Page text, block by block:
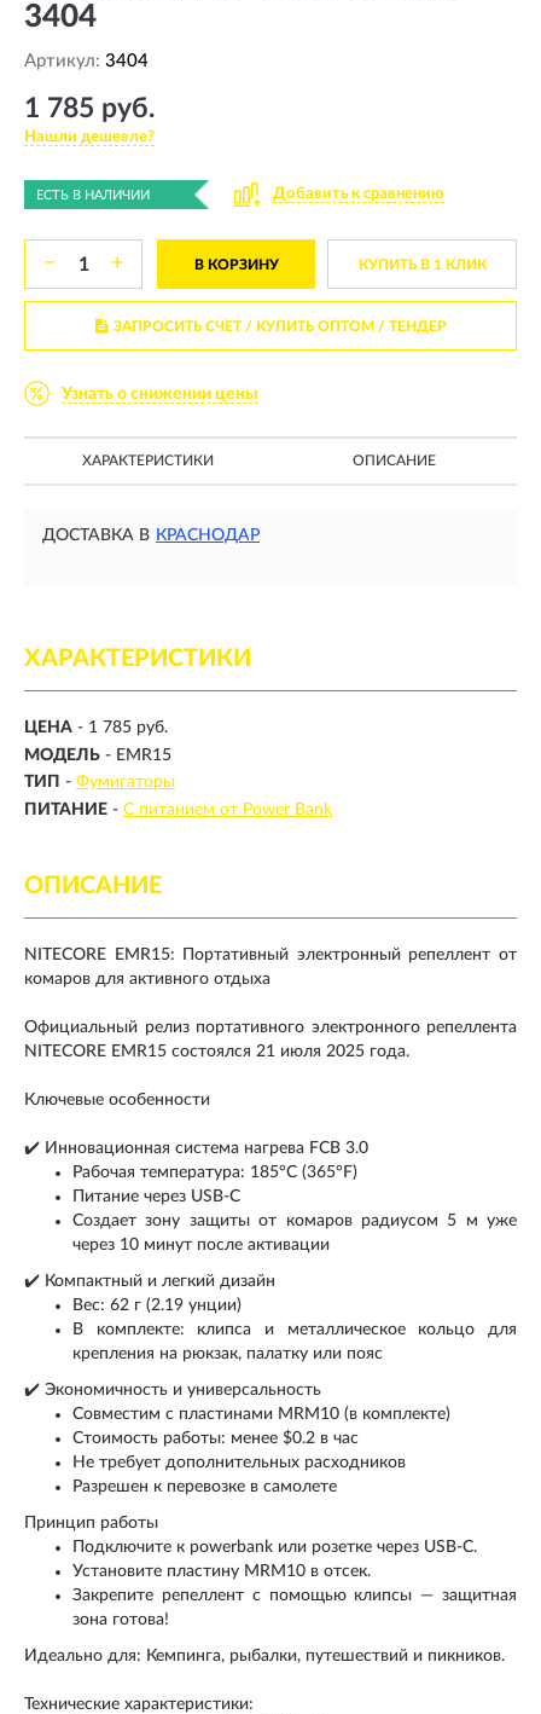
3404
Артикул: 3404
1 785 руб.
Нашли дешевле?
ЕСТЬ В НАЛИЧИИ Добавить к сравнению
− + В КОРЗИНУ КУПИТЬ В 1 КЛИК
ЗАПРОСИТЬ СЧЕТ / КУПИТЬ ОПТОМ/ ТЕНДЕР
Узнать о снижении цены
ХАРАКТЕРИСТИКИ ОПИСАНИЕ
ДОСТАВКА В КРАСНОДАР
ХАРАКТЕРИСТИКИ
ЦЕНА - 1 785 руб.
МОДЕЛЬ - EMR15
ТИП - Фумигаторы
ПИТАНИЕ - С питанием от Power Bank
ОПИСАНИЕ
NITECORE EMR15: Портативный электронный репеллент от
комаров для активного отдыха
Официальный релиз портативного электронного репеллента
NITECORE EMR15 состоялся 21 июля 2025 года.
Ключевые особенности
✔️ Инновационная система нагрева FCB 3.0
Рабочая температура: 185°C (365°F)
Питание через USB-C
Создает зону защиты от комаров радиусом 5 м уже
через 10 минут после активации
✔️ Компактный и легкий дизайн
Вес: 62 г (2.19 унции)
В комплекте: клипса и металлическое кольцо для
крепления на рюкзак, палатку или пояс
✔️ Экономичность и универсальность
Совместим с пластинами MRM10 (в комплекте)
Стоимость работы: менее $0.2 в час
Не требует дополнительных расходников
Разрешен к перевозке в самолете
Принцип работы
Подключите к powerbank или розетке через USB-C.
Установите пластину MRM10 в отсек.
Закрепите репеллент с помощью клипсы — защитная
зона готова!
Идеально для: Кемпинга, рыбалки, путешествий и пикников.
Технические характеристики: